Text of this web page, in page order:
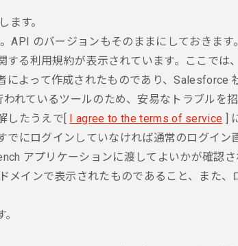
ます。
のバージョンもそのままにしておきます。
する利用規約が表示されています。ここでは
よって作成されたものであり、Salesforce
れているツールのため、安易なトラブルを
したうえで[ I agree to the terms of service ]
にログインしていなければ通常のログイ
アプリケーションに渡してよいかが確認さ
インで表示されたものであること、また